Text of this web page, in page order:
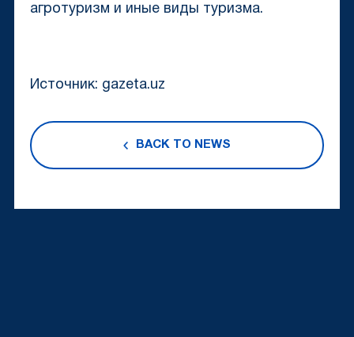
агротуризм и иные виды туризма.
Источник: gazeta.uz
BACK TO NEWS